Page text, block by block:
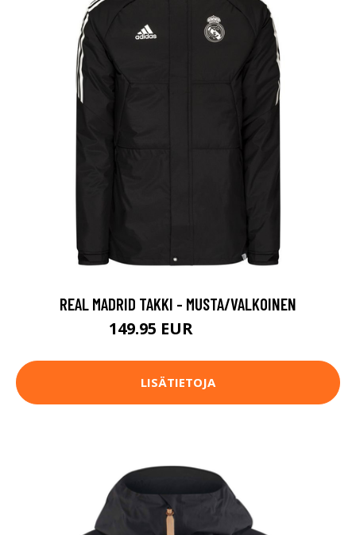
REAL MADRID TAKKI - MUSTA/VALKOINEN
149.95 EUR
LISÄTIETOJA